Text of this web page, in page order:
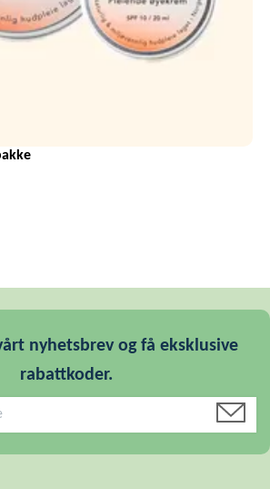
nyhetsbrev og få eksklusive
rabattkoder.